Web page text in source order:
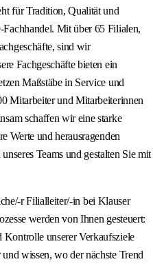
für Tradition, Qualität und
Mit über 65 Filialen,
sind wir
Fachgeschäfte bieten ein
Maßstäbe in Service und
Mitarbeiter und Mitarbeiterinnen
schaffen wir eine starke
Werte und herausragenden
Teams und gestalten Sie mit
r Filialleiter/-in bei Klauser
werden von Ihnen gesteuert:
unserer Verkaufsziele
wissen, wo der nächste Trend